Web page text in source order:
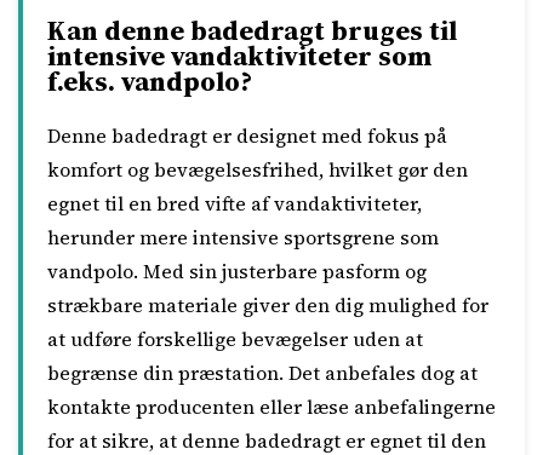
Kan denne badedragt bruges til
intensive vandaktiviteter som
f.eks. vandpolo?
Denne badedragt er designet med fokus på
komfort og bevægelsesfrihed, hvilket gør den
egnet til en bred vifte af vandaktiviteter,
herunder mere intensive sportsgrene som
vandpolo. Med sin justerbare pasform og
strækbare materiale giver den dig mulighed for
at udføre forskellige bevægelser uden at
begrænse din præstation. Det anbefales dog at
kontakte producenten eller læse anbefalingerne
for at sikre, at denne badedragt er egnet til den